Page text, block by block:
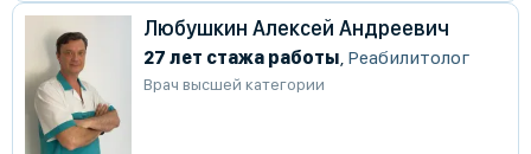
Любушкин Алексей Андреевич
27 лет стажа работы, Реабилитолог
Врач высшей категории